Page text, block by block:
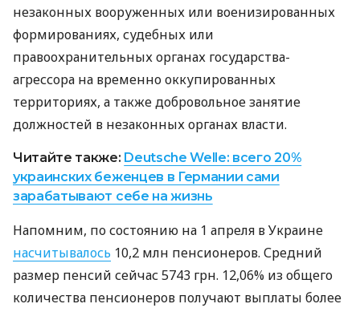
незаконных вооруженных или военизированных
формированиях, судебных или
правоохранительных органах государства-
агрессора на временно оккупированных
территориях, а также добровольное занятие
должностей в незаконных органах власти.
Читайте также: Deutsche Welle: всего 20%
украинских беженцев в Германии сами
зарабатывают себе на жизнь
Напомним, по состоянию на 1 апреля в Украине
насчитывалось 10,2 млн пенсионеров. Средний
размер пенсий сейчас 5743 грн. 12,06% из общего
количества пенсионеров получают выплаты более